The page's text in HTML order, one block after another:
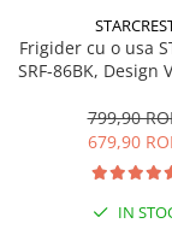
Frigider cu o usa
SRF-86BK, Design
interioara, H 84
799,90
679,90
IN